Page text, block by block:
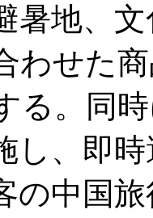
暑地、
わせた
る。同
し、即
の中国